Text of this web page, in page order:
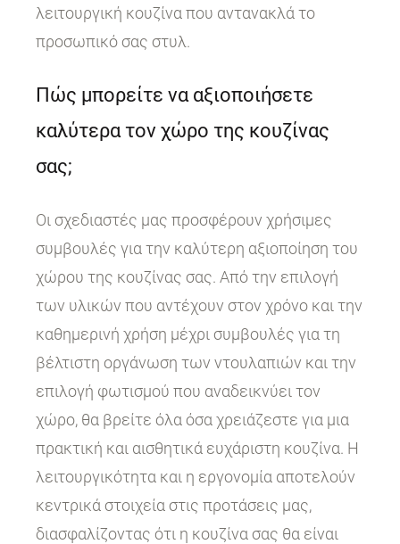
λειτουργική κουζίνα που αντανακλά το
προσωπικό σας στυλ.
Πώς μπορείτε να αξιοποιήσετε
καλύτερα τον χώρο της κουζίνας
σας;
Οι σχεδιαστές μας προσφέρουν χρήσιμες
συμβουλές για την καλύτερη αξιοποίηση του
χώρου της κουζίνας σας. Από την επιλογή
των υλικών που αντέχουν στον χρόνο και την
καθημερινή χρήση μέχρι συμβουλές για τη
βέλτιστη οργάνωση των ντουλαπιών και την
επιλογή φωτισμού που αναδεικνύει τον
χώρο, θα βρείτε όλα όσα χρειάζεστε για μια
πρακτική και αισθητικά ευχάριστη κουζίνα. Η
λειτουργικότητα και η εργονομία αποτελούν
κεντρικά στοιχεία στις προτάσεις μας,
διασφαλίζοντας ότι η κουζίνα σας θα είναι